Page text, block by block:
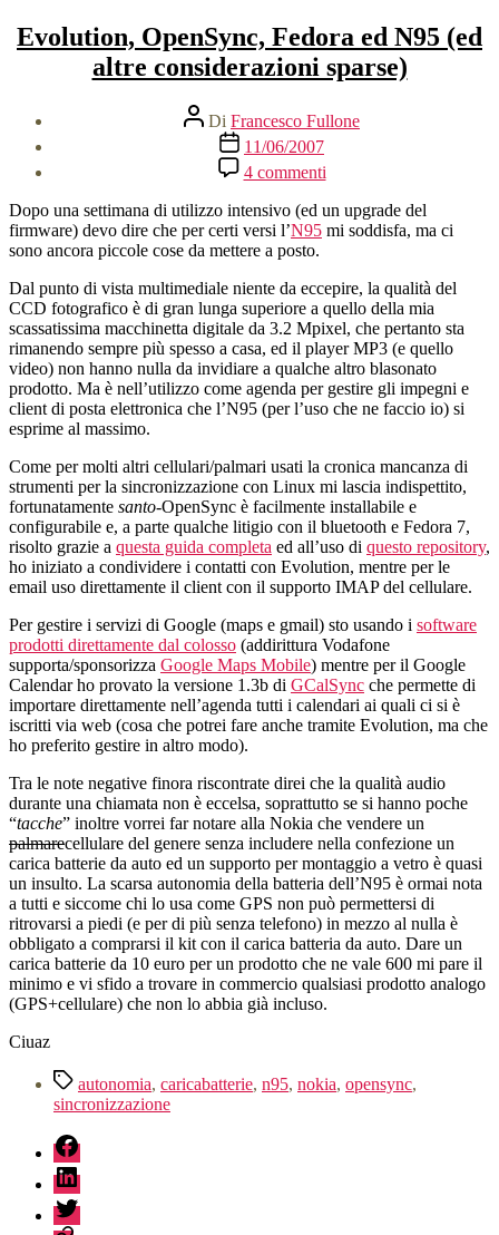
Evolution, OpenSync, Fedora ed N95 (ed
altre considerazioni sparse)
Autore
articolo
Di Francesco Fullone
Data
dell'articolo
11/06/2007
4 commentisu
Evolution,
OpenSync,
Fedora
(ed
altre
considerazioni
sparse)
Dopo una settimana di utilizzo intensivo (ed un upgrade del
firmware) devo dire che per certi versi l’N95 mi soddisfa, ma ci
sono ancora piccole cose da mettere a posto.
Dal punto di vista multimediale niente da eccepire, la qualità del
CCD fotografico è di gran lunga superiore a quello della mia
scassatissima macchinetta digitale da 3.2 Mpixel, che pertanto sta
rimanendo sempre più spesso a casa, ed il player MP3 (e quello
video) non hanno nulla da invidiare a qualche altro blasonato
prodotto. Ma è nell’utilizzo come agenda per gestire gli impegni e
client di posta elettronica che l’N95 (per l’uso che ne faccio io) si
esprime al massimo.
Come per molti altri cellulari/palmari usati la cronica mancanza di
strumenti per la sincronizzazione con Linux mi lascia indispettito,
fortunatamente santo-OpenSync è facilmente installabile e
configurabile e, a parte qualche litigio con il bluetooth e Fedora 7,
risolto grazie a questa guida completa ed all’uso di questo repository,
ho iniziato a condividere i contatti con Evolution, mentre per le
email uso direttamente il client con il supporto IMAP del cellulare.
Per gestire i servizi di Google (maps e gmail) sto usando i software
prodotti direttamente dal colosso (addirittura Vodafone
supporta/sponsorizza Google Maps Mobile) mentre per il Google
Calendar ho provato la versione 1.3b di GCalSync che permette di
importare direttamente nell’agenda tutti i calendari ai quali ci si è
iscritti via web (cosa che potrei fare anche tramite Evolution, ma che
ho preferito gestire in altro modo).
Tra le note negative finora riscontrate direi che la qualità audio
durante una chiamata non è eccelsa, soprattutto se si hanno poche
“tacche” inoltre vorrei far notare alla Nokia che vendere un
palmarecellulare del genere senza includere nella confezione un
carica batterie da auto ed un supporto per montaggio a vetro è quasi
un insulto. La scarsa autonomia della batteria dell’N95 è ormai nota
a tutti e siccome chi lo usa come GPS non può permettersi di
ritrovarsi a piedi (e per di più senza telefono) in mezzo al nulla è
obbligato a comprarsi il kit con il carica batteria da auto. Dare un
carica batterie da 10 euro per un prodotto che ne vale 600 mi pare il
minimo e vi sfido a trovare in commercio qualsiasi prodotto analogo
(GPS+cellulare) che non lo abbia già incluso.
Ciuaz
Tag autonomia, caricabatterie, n95, nokia, opensync,
sincronizzazione
fb
linkedin
twitter